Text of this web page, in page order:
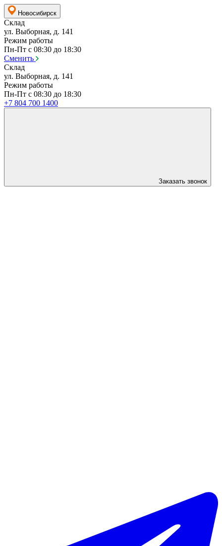
Новосибирск
Склад
ул. Выборная, д. 141
Режим работы
Пн-Пт с 08:30 до 18:30
Сменить
Склад
ул. Выборная, д. 141
Режим работы
Пн-Пт с 08:30 до 18:30
+7 804 700 1400
Заказать звонок